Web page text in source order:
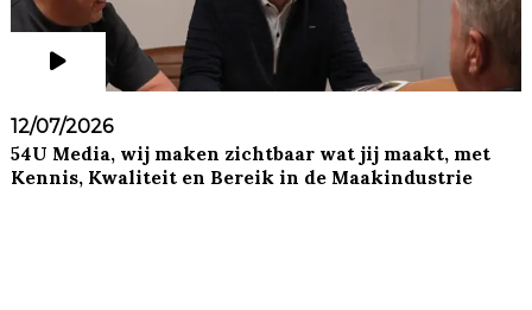
12/07/2026
54U Media, wij maken zichtbaar wat jij maakt, met
Kennis, Kwaliteit en Bereik in de Maakindustrie